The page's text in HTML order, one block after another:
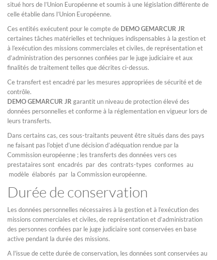
situé hors de l’Union Européenne et soumis à une législation différente de
celle établie dans l’Union Européenne.
Ces entités exécutent pour le compte de DEMO GEMARCUR JR
certaines tâches matérielles et techniques indispensables à la gestion et
à l’exécution des missions commerciales et civiles, de représentation et
d’administration des personnes confiées par le juge judiciaire et aux
finalités de traitement telles que décrites ci-dessus.
Ce transfert est encadré par les mesures appropriées de sécurité et de
contrôle.
DEMO GEMARCUR JR garantit un niveau de protection élevé des
données personnelles et conforme à la réglementation en vigueur lors de
leurs transferts.
Dans certains cas, ces sous-traitants peuvent être situés dans des pays
ne faisant pas l’objet d’une décision d’adéquation rendue par la
Commission européenne ; les transferts des données vers ces
prestataires sont encadrés par des contrats-types conformes au
modèle élaborés par la Commission européenne.
Durée de conservation
Les données personnelles nécessaires à la gestion et à l’exécution des
missions commerciales et civiles, de représentation et d’administration
des personnes confiées par le juge judiciaire sont conservées en base
active pendant la durée des missions.
A l'issue de cette durée de conservation, les données sont conservées au